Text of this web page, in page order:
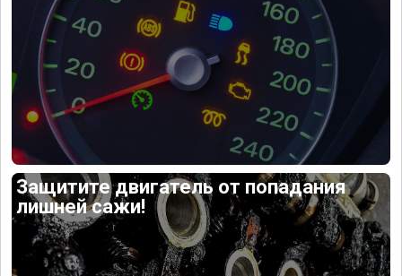
Защитите двигатель от попадания
лишней сажи!